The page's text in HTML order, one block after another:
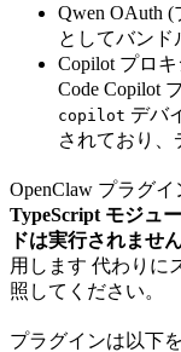
Qwen OAuth
としてバンド
Copilot プロ
Code Copilot
copilot デバ
されており
OpenClaw プラグ
TypeScript モジュ
ドは実行されませ
用します 代わりに
照してください。
プラグインは以下